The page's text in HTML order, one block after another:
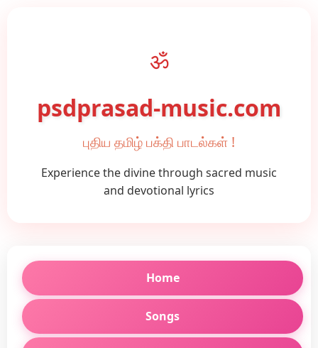
ॐ
psdprasad-music.com
புதிய தமிழ் பக்தி பாடல்கள் !
Experience the divine through sacred music
and devotional lyrics
Home
Songs